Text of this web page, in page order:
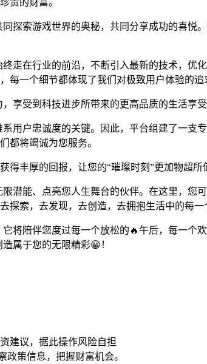
贵的财富。
探索游戏世界的奥秘，共同分享成功的喜悦
走在行业的前沿，不断引入最新的技术，优
一个细节都体现了我们对极致用户体验的追
享受到科技进步所带来的更高品质的生活享受
用户忠诚度的关键。因此，平台组建了一支
都将竭诚为您服务。
丰厚的回报，让您的“璀璨时刻”更加物超所
潜能、点亮您人生舞台的伙伴。在这里，您
索，去发现，去创造，去拥抱生活中的每一
将陪伴您度过每一个放松的🔥午后，每一个
属于您的无限精彩😀！
建议，据此操作风险自担
策信息，把握财富机会。